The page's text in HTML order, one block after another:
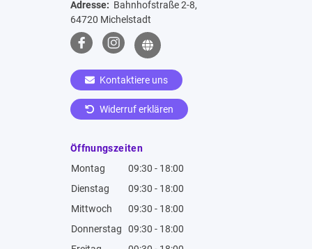
Adresse: Bahnhofstraße 2-8,
64720 Michelstadt
Kontaktiere uns
Widerruf erklären
Öffnungszeiten
Montag
09:30 - 18:00
Dienstag
09:30 - 18:00
Mittwoch
09:30 - 18:00
Donnerstag
09:30 - 18:00